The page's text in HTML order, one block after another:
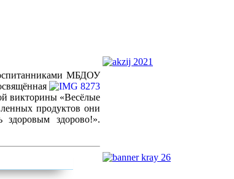
МБДОУ
викторины «Весёлые
продуктов они
здорово!».